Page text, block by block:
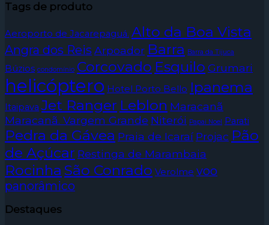
Tags de produto
Aeroporto de Jacarepaguá. Alto da Boa Vista
Angra dos Reis Arpoador Barra Barra da Tijuca
Búzios condomínio Corcovado Esquilo Grumari
helicóptero Hotel Porto Bello Ipanema
Itaipava Jet Ranger Leblon Maracanã
Maracanã. Vargem Grande Niterói Papai Noel Parati
Pedra da Gávea Praia de Icaraí Projac Pão
de Açúcar Restinga de Marambaia
Rocinha São Conrado Verolme voo
panorâmico
Destaques